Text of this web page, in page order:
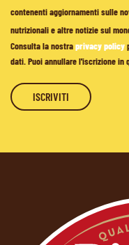
contenenti aggiornamenti sulle
nutrizionali e altre notizie sul
Consulta la nostraprivacy policy
dati. Puoi annullare l'iscrizione in